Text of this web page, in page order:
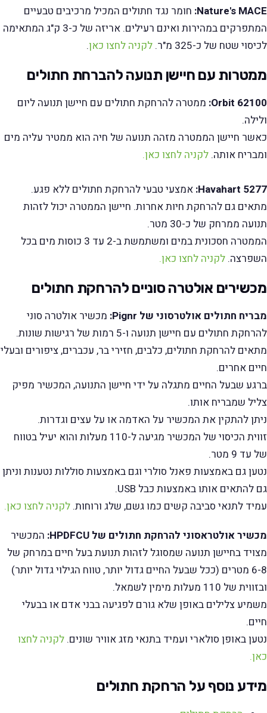
Nature's MACE: חומר נגד חתולים המכיל מרכיבים טבעיים
המתפרקים במהירות ואינם רעילים. אריזה של כ-3 ק"ג המתאימה
לכיסוי שטח של כ-325 מ"ר.
לקניה לחצו כאן.
ממטרות עם חיישן תנועה להברחת חתולים
Orbit 62100: ממטרה להרחקת חתולים עם חיישן תנועה ליום
ולילה.
כאשר חיישן הממטרה מזהה תנועה של חיה הוא ממטיר עליה מים
ומבריח אותה. לקניה לחצו כאן.
Havahart 5277: אמצעי טבעי להרחקת חתולים ללא פגע.
מתאים גם להרחקת חיות אחרות. חיישן הממטרה יכול לזהות
תנועה ממרחק של כ-30 מטר.
הממטרה חסכונית במים ומשתמשת ב-2 עד 3 כוסות מים בכל
השפרצה. לקניה לחצו כאן.
מכשירים אולטרה סוניים להרחקת חתולים
מבריח חתולים אולטרסוני של Pignr:
מכשיר אולטרה סוני
להרחקת חתולים עם חיישן תנועה ו-5 רמות של רגישות שונות.
מתאים להרחקת חתולים, כלבים, חזירי בר, עכברים, ציפורים ובעלי
חיים אחרים.
ברגע שבעל החיים מתגלה על ידי חיישן התנועה, המכשיר מפיק
צליל שמבריח אותו.
ניתן להתקין את המכשיר על האדמה או על עצים וגדרות.
זווית הכיסוי של המכשיר מגיעה ל-110 מעלות והוא יעיל בטווח
של עד 9 מטר.
נטען גם באמצעות פאנל סולרי וגם באמצעות סוללות נטענות וניתן
גם להתאים אותו באמצעות כבל USB.
עמיד לתנאי סביבה קשים כמו גשם, שלג ורוחות. לקניה לחצו כאן.
מכשיר אולטראסוני להרחקת חתולים של HPDFCU:
המכשיר
מצויד בחיישן תנועה שמסוגל לזהות תנועת בעל חיים במרחק של
6-8 מטרים (ככל שבעל החיים גדול יותר, טווח הגילוי גדול יותר)
ובזווית של 110 מעלות מימין לשמאל.
משמיע צלילים באופן שלא גורם לפגיעה בבני אדם או בבעלי
חיים.
נטען באופן סולארי ועמיד בתנאי מזג אוויר שונים. לקניה לחצו
כאן.
מידע נוסף על הרחקת חתולים